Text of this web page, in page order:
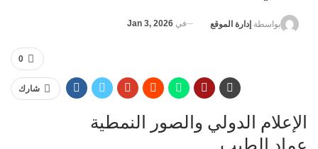
بواسطة إدارة الموقع في Jan 3, 2026
0
شارك
الإعلام الدولي والصور النمطية